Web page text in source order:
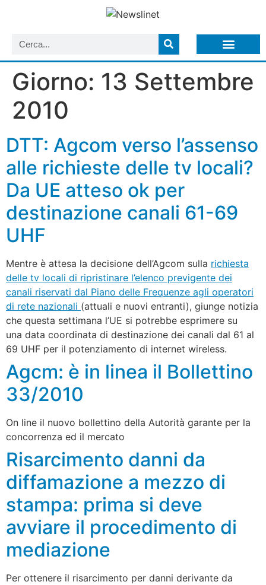
Giorno: 13 Settembre
2010
DTT: Agcom verso l’assenso
alle richieste delle tv locali?
Da UE atteso ok per
destinazione canali 61-69
UHF
Mentre è attesa la decisione dell’Agcom sulla richiesta
delle tv locali di ripristinare l’elenco previgente dei
canali riservati dal Piano delle Frequenze agli operatori
di rete nazionali (attuali e nuovi entranti), giunge notizia
che questa settimana l’UE si potrebbe esprimere su
una data coordinata di destinazione dei canali dal 61 al
69 UHF per il potenziamento di internet wireless.
Agcm: è in linea il Bollettino
33/2010
On line il nuovo bollettino della Autorità garante per la
concorrenza ed il mercato
Risarcimento danni da
diffamazione a mezzo di
stampa: prima si deve
avviare il procedimento di
mediazione
Per ottenere il risarcimento per danni derivante da